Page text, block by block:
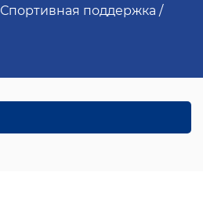
Спортивная поддержка /